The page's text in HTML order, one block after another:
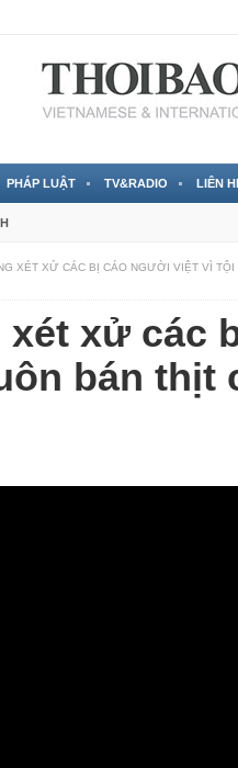
PHÁP LUẬT TV&RADIO LIÊN
XÉT XỬ CÁC BỊ CÁO NGƯỜI VIỆT VÌ TỘI
xét xử các
bán thịt